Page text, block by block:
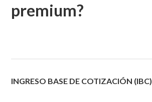
premium?
INGRESO BASE DE COTIZACIÓN (IBC)